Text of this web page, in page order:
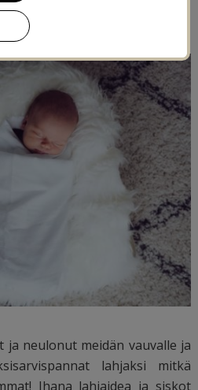
unista hymyään.
ja neulonut meidän vauvalle ja
lahjaksi mitkä
Ihana lahjaidea ja siskot